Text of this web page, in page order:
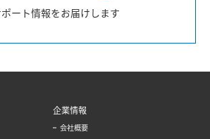
ート情報をお届けします
企業情報
会社概要